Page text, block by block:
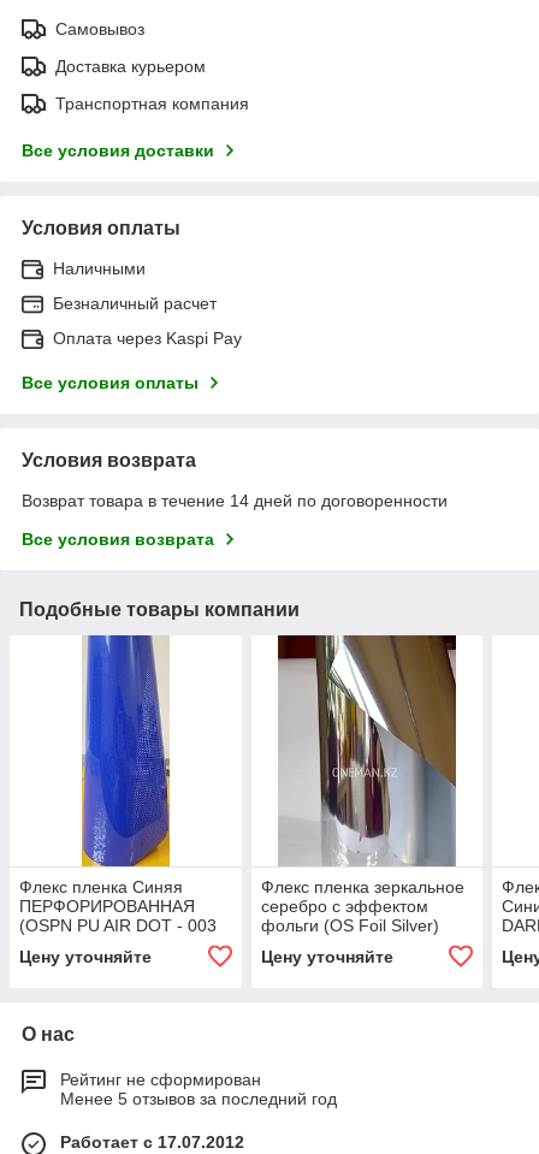
Самовывоз
Доставка курьером
Транспортная компания
Все условия доставки
Условия оплаты
Наличными
Безналичный расчет
Оплата через Kaspi Pay
Все условия оплаты
Условия возврата
Возврат товара в течение 14 дней по договоренности
Все условия возврата
Подобные товары компании
Флекс пленка Синяя
ПЕРФОРИРОВАННАЯ
(OSPN PU AIR DOT - 003
Цену уточняйте
Флекс пленка зеркальное
серебро с эффектом
фольги (OS Foil Silver)
Цену уточняйте
О нас
Рейтинг не сформирован
Менее 5 отзывов за последний год
Работает с 17.07.2012